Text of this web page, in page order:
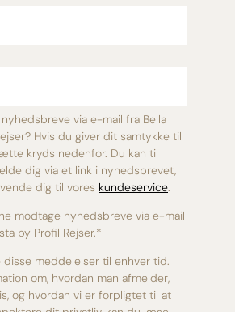
via e-mail fra Bella
Hvis du giver dit samtykke til
kryds nedenfor. Du kan til
dig via et link i nyhedsbrevet,
dig til vores kundeservice.
modtage nyhedsbreve via e-mail
by Profil Rejser.*
disse meddelelser til enhver tid.
om, hvordan man afmelder,
og hvordan vi er forpligtet til at